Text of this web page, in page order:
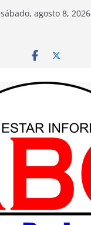
sábado, agosto 8, 2026